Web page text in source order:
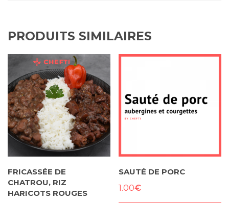
PRODUITS SIMILAIRES
FRICASSÉE DE
CHATROU, RIZ
HARICOTS ROUGES
SAUTÉ DE PORC
1.00€